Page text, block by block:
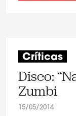
Críticas
Disco:
Zumbi
15/05/2014